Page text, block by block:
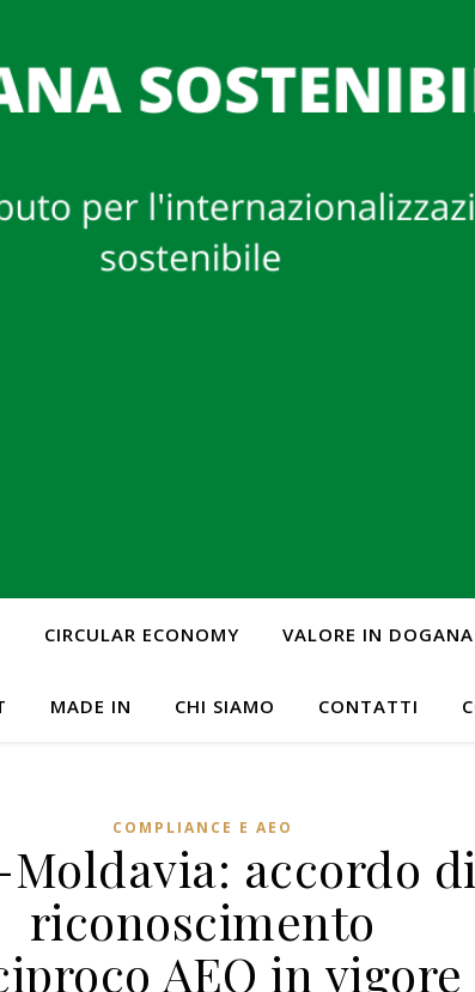
CIRCULAR ECONOMY VALORE IN DOGANA
MADE IN CHI SIAMO CONTATTI
COMPLIANCE E AEO
Moldavia: accordo di
riconoscimento
AEO in vigore